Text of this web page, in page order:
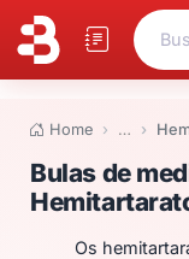
Home …
Bulas de
Bulas de
Os